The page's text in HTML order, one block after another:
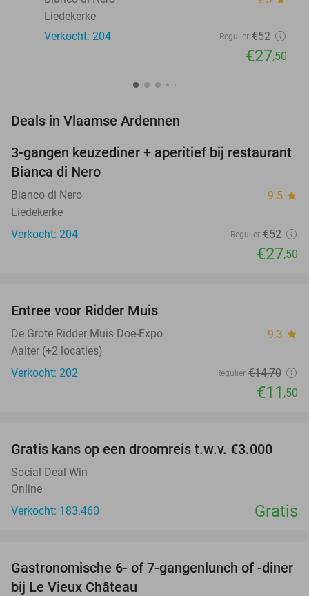
Liedekerke
Verkocht: 204
Regulier €52
€27,50
Deals in Vlaamse Ardennen
47%
3-gangen keuzediner + aperitief bij restaurant
Bianca di Nero
Bianco di Nero 9.5 star
Liedekerke
Verkocht: 204
Regulier €52
€27,50
TODAY
Entree voor Ridder Muis
De Grote Ridder Muis Doe-Expo 9.3 star
Aalter (+2 locaties)
Verkocht: 202
Regulier €14,70
€11 ,50
Gratis kans op een droomreis t.w.v. €3.000
Social Deal Win
Online
Verkocht: 183.460
Gratis
33%
Gastronomische 6- of 7-gangenlunch of -diner
bij Le Vieux Château